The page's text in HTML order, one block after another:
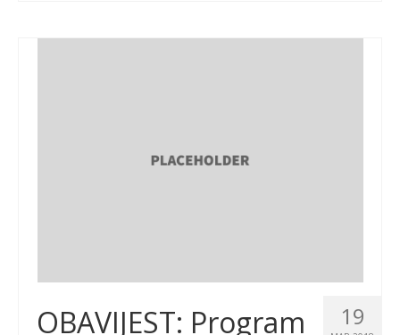
19
OBAVIJEST: Program